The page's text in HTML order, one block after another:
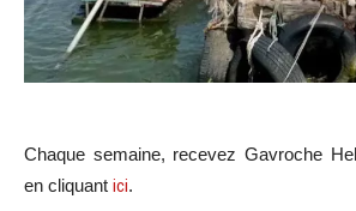
Chaque semaine, recevez Gavroche
en cliquant ici.